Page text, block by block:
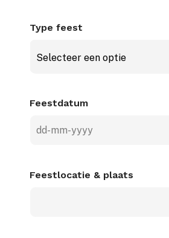
Type feest
Selecteer een optie
Feestdatum
MM
Feestlocatie & plaats